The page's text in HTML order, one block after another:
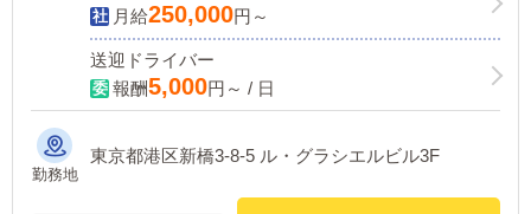
月給250,000円～
送迎ドライバー
報酬5,000円～ / 日
勤務地
東京都港区新橋3-8-5 ル・グラシエルビル3F